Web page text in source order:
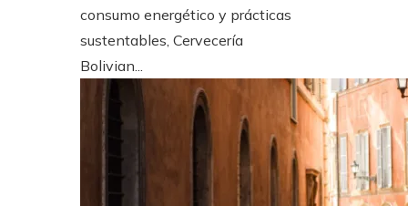
consumo energético y prácticas
sustentables, Cervecería
Bolivian...